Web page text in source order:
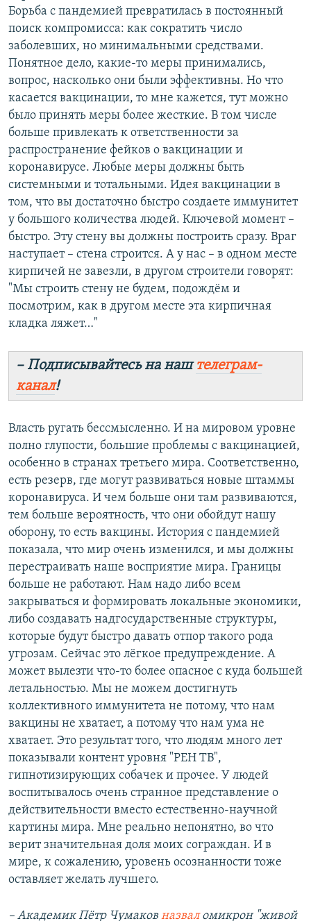
Борьба с пандемией превратилась в постоянный
поиск компромисса: как сократить число
заболевших, но минимальными средствами.
Понятное дело, какие-то меры принимались,
вопрос, насколько они были эффективны. Но что
касается вакцинации, то мне кажется, тут можно
было принять меры более жесткие. В том числе
больше привлекать к ответственности за
распространение фейков о вакцинации и
коронавирусе. Любые меры должны быть
системными и тотальными. Идея вакцинации в
том, что вы достаточно быстро создаете иммунитет
у большого количества людей. Ключевой момент –
быстро. Эту стену вы должны построить сразу. Враг
наступает – стена строится. А у нас – в одном месте
кирпичей не завезли, в другом строители говорят:
"Мы строить стену не будем, подождём и
посмотрим, как в другом месте эта кирпичная
кладка ляжет…"
– Подписывайтесь на наштелеграм-
канал!
Власть ругать бессмысленно. И на мировом уровне
полно глупости, большие проблемы с вакцинацией,
особенно в странах третьего мира. Соответственно,
есть резерв, где могут развиваться новые штаммы
коронавируса. И чем больше они там развиваются,
тем больше вероятность, что они обойдут нашу
оборону, то есть вакцины. История с пандемией
показала, что мир очень изменился, и мы должны
перестраивать наше восприятие мира. Границы
больше не работают. Нам надо либо всем
закрываться и формировать локальные экономики,
либо создавать надгосударственные структуры,
которые будут быстро давать отпор такого рода
угрозам. Сейчас это лёгкое предупреждение. А
может вылезти что-то более опасное с куда большей
летальностью. Мы не можем достигнуть
коллективного иммунитета не потому, что нам
вакцины не хватает, а потому что нам ума не
хватает. Это результат того, что людям много лет
показывали контент уровня "РЕН ТВ",
гипнотизирующих собачек и прочее. У людей
воспитывалось очень странное представление о
действительности вместо естественно-научной
картины мира. Мне реально непонятно, во что
верит значительная доля моих сограждан. И в
мире, к сожалению, уровень осознанности тоже
оставляет желать лучшего.
– Академик Пётр Чумаков назваломикрон "живой